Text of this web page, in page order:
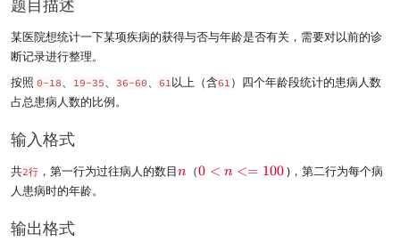
题目描述
某医院想统计一下某项疾病的获得与否与年龄是否有关，需要对以前的诊
断记录进行整理。
按照0-18、 19-35、36-60、61 以上（含61 ）四个年龄段统计的患病人数
占总患病人数的比例。
输入格式
共2行 ，第一行为过往病人的数目\
n （\
0 < n <= 100)，第二行为每个病
人患病时的年龄。
输出格式